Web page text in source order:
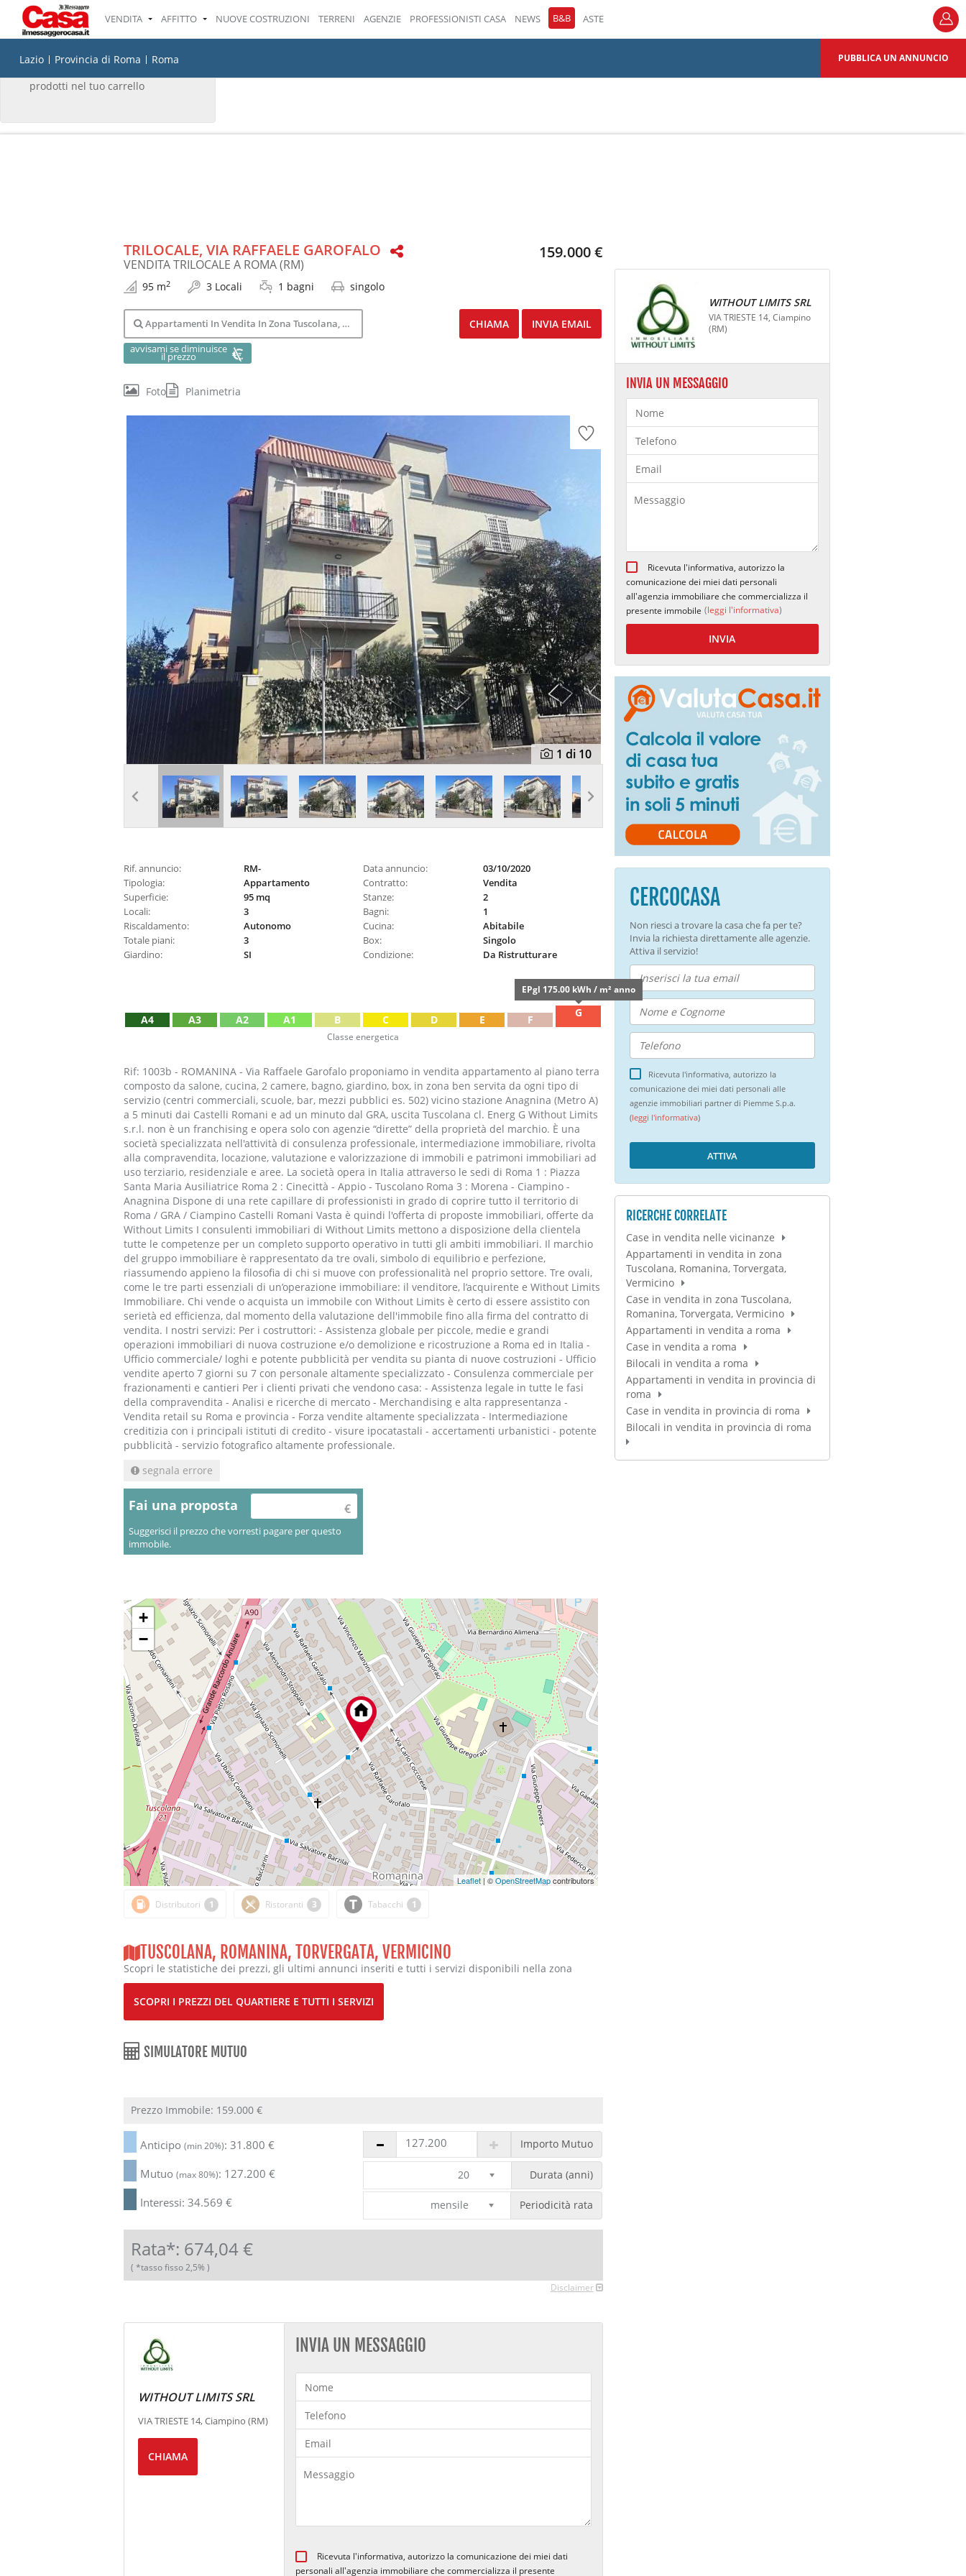
IL TUO CARRELLO
prodotti nel tuo carrello
VENDITA AFFITTO NUOVE COSTRUZIONI TERRENI AGENZIE PROFESSIONISTI CASA NEWS B&B ASTE
PUBBLICA UN ANNUNCIO
Lazio Provincia di Roma Roma
TRILOCALE, VIA RAFFAELE GAROFALO
VENDITA TRILOCALE A ROMA (RM)
159.000 €
95 m2 3 Locali 1 bagni singolo
Appartamenti In Vendita In Zona Tuscolana, Romanina, Torvergata, Vermicino INVIA EMAIL
CHIAMA
avvisami se diminuisce
il prezzo
Foto Planimetria
1 di 10
Rif. annuncio: RM- Data annuncio:
03/10/2020
Tipologia:
Appartamento Contratto:
Vendita
Superficie:
95 mq Stanze:
2
Locali:
3 Bagni:
1
Riscaldamento:
Autonomo Cucina:
Abitabile
Totale piani:
3 Box:
Singolo
Giardino:
SI Condizione: Da Ristrutturare
A4 A3 A2 A1 B C D E F
EPgl 175.00 kWh / m² anno
G
Classe energetica
Rif: 1003b - ROMANINA - Via Raffaele Garofalo proponiamo in vendita appartamento al piano terra
composto da salone, cucina, 2 camere, bagno, giardino, box, in zona ben servita da ogni tipo di
servizio (centri commerciali, scuole, bar, mezzi pubblici es. 502) vicino stazione Anagnina (Metro A)
a 5 minuti dai Castelli Romani e ad un minuto dal GRA, uscita Tuscolana cl. Energ G Without Limits
s.r.l. non è un franchising e opera solo con agenzie “dirette” della proprietà del marchio. È una
società specializzata nell'attività di consulenza professionale, intermediazione immobiliare, rivolta
alla compravendita, locazione, valutazione e valorizzazione di immobili e patrimoni immobiliari ad
uso terziario, residenziale e aree. La società opera in Italia attraverso le sedi di Roma 1 : Piazza
Santa Maria Ausiliatrice Roma 2 : Cinecittà - Appio - Tuscolano Roma 3 : Morena - Ciampino -
Anagnina Dispone di una rete capillare di professionisti in grado di coprire tutto il territorio di
Roma / GRA / Ciampino Castelli Romani Vasta è quindi l'offerta di proposte immobiliari, offerte da
Without Limits I consulenti immobiliari di Without Limits mettono a disposizione della clientela
tutte le competenze per un completo supporto operativo in tutti gli ambiti immobiliari. Il marchio
del gruppo immobiliare è rappresentato da tre ovali, simbolo di equilibrio e perfezione,
riassumendo appieno la filosofia di chi si muove con professionalità nel proprio settore. Tre ovali,
come le tre parti essenziali di un’operazione immobiliare: il venditore, l’acquirente e Without Limits
Immobiliare. Chi vende o acquista un immobile con Without Limits è certo di essere assistito con
serietà ed efficienza, dal momento della valutazione dell'immobile fino alla firma del contratto di
vendita. I nostri servizi: Per i costruttori: - Assistenza globale per piccole, medie e grandi
operazioni immobiliari di nuova costruzione e/o demolizione e ricostruzione a Roma ed in Italia -
Ufficio commerciale/ loghi e potente pubblicità per vendita su pianta di nuove costruzioni - Ufficio
vendite aperto 7 giorni su 7 con personale altamente specializzato - Consulenza commerciale per
frazionamenti e cantieri Per i clienti privati che vendono casa: - Assistenza legale in tutte le fasi
della compravendita - Analisi e ricerche di mercato - Merchandising e alta rappresentanza -
Vendita retail su Roma e provincia - Forza vendite altamente specializzata - Intermediazione
creditizia con i principali istituti di credito - visure ipocatastali - accertamenti urbanistici - potente
pubblicità - servizio fotografico altamente professionale.
segnala errore
Fai una proposta
Suggerisci il prezzo che vorresti pagare per questo
immobile.
+
−
Leaflet | ©OpenStreetMapcontributors
Distributori 1 Ristoranti 3 Tabacchi 1
TUSCOLANA, ROMANINA, TORVERGATA, VERMICINO
Scopri le statistiche dei prezzi, gli ultimi annunci inseriti e tutti i servizi disponibili nella zona
SCOPRI I PREZZI DEL QUARTIERE E TUTTI I SERVIZI
SIMULATORE MUTUO
Prezzo Immobile: 159.000 €
Anticipo (min 20%): 31.800 €
Mutuo (max 80%): 127.200 €
Interessi: 34.569 €
Importo Mutuo
20 Durata (anni)
mensile Periodicità rata
Rata*: 674,04€
( *tasso fisso 2,5% )
Disclaimer
WITHOUT LIMITS SRL
VIA TRIESTE 14, Ciampino (RM)
CHIAMA
INVIA UN MESSAGGIO
Ricevuta l'informativa, autorizzo la comunicazione dei miei dati
personali all'agenzia immobiliare che commercializza il presente
WITHOUT LIMITS SRL
VIA TRIESTE 14, Ciampino
(RM)
INVIA UN MESSAGGIO
Ricevuta l'informativa, autorizzo la
comunicazione dei miei dati personali
all'agenzia immobiliare che commercializza il
presente immobile (leggi l'informativa)
INVIA
CERCOCASA
Non riesci a trovare la casa che fa per te?
Invia la richiesta direttamente alle agenzie.
Attiva il servizio!
Ricevuta l'informativa, autorizzo la
comunicazione dei miei dati personali alle
agenzie immobiliari partner di Piemme S.p.a.
(leggi l'informativa)
ATTIVA
RICERCHE CORRELATE
Case in vendita nelle vicinanze
Appartamenti in vendita in zona
Tuscolana, Romanina, Torvergata,
Vermicino
Case in vendita in zona Tuscolana,
Romanina, Torvergata, Vermicino
Appartamenti in vendita a roma
Case in vendita a roma
Bilocali in vendita a roma
Appartamenti in vendita in provincia di
roma
Case in vendita in provincia di roma
Bilocali in vendita in provincia di roma